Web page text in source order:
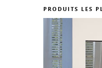
PRODUITS LES